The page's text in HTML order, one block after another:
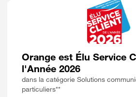
Orange est Élu Service
l'Année 2026
dans la catégorie Solutions
particuliers**